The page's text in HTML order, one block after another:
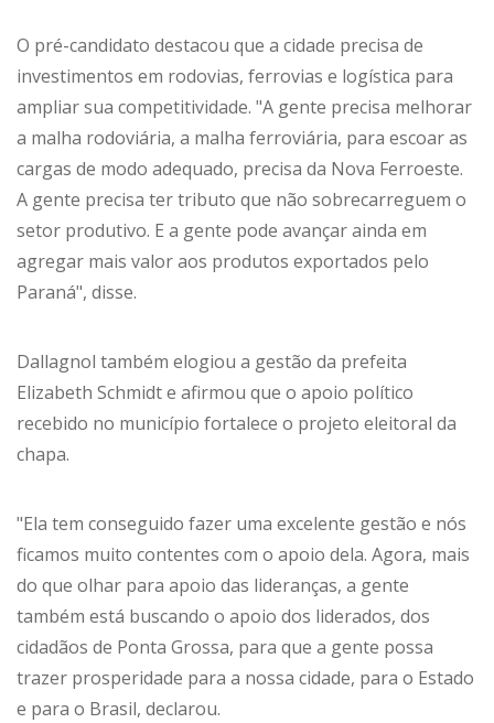
O pré-candidato destacou que a cidade precisa de
investimentos em rodovias, ferrovias e logística para
ampliar sua competitividade. "A gente precisa melhorar
a malha rodoviária, a malha ferroviária, para escoar as
cargas de modo adequado, precisa da Nova Ferroeste.
A gente precisa ter tributo que não sobrecarreguem o
setor produtivo. E a gente pode avançar ainda em
agregar mais valor aos produtos exportados pelo
Paraná", disse.
Dallagnol também elogiou a gestão da prefeita
Elizabeth Schmidt e afirmou que o apoio político
recebido no município fortalece o projeto eleitoral da
chapa.
"Ela tem conseguido fazer uma excelente gestão e nós
ficamos muito contentes com o apoio dela. Agora, mais
do que olhar para apoio das lideranças, a gente
também está buscando o apoio dos liderados, dos
cidadãos de Ponta Grossa, para que a gente possa
trazer prosperidade para a nossa cidade, para o Estado
e para o Brasil, declarou.